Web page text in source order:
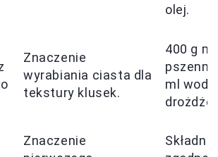
olej.
Znaczenie
wyrabiania ciasta dla
tekstury klusek.
400 g
ml wody,
drożdże.
Znaczenie